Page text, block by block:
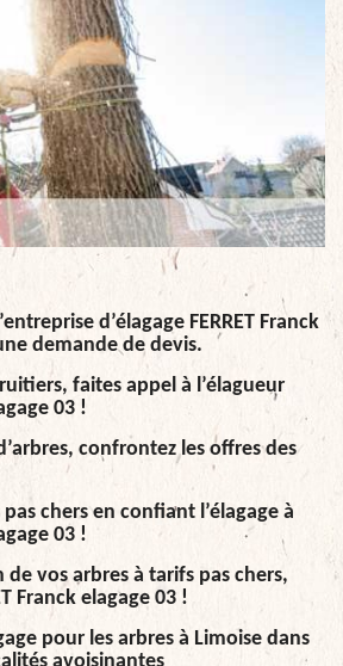
d’élagage FERRET Franck
demande de devis.
faites appel à l’élagueur
03 !
confrontez les offres des
chers en confiant l’élagage à
03 !
vos arbres à tarifs pas chers,
Franck elagage 03 !
pour les arbres à Limoise dans